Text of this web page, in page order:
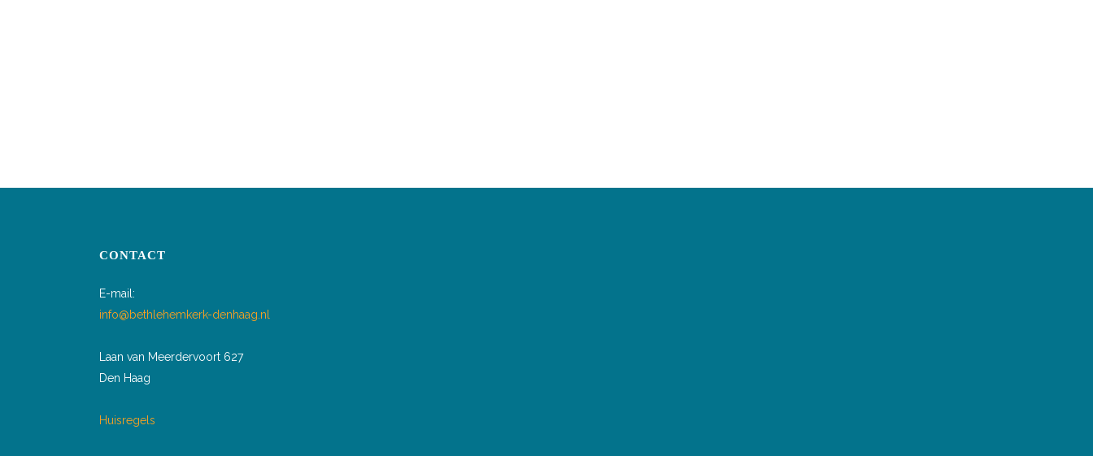
CONTACT
E-mail:
info@bethlehemkerk-denhaag.nl
Laan van Meerdervoort 627
Den Haag
Huisregels